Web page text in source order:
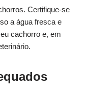
Certifique-se
a água fresca e
cachorro e, em